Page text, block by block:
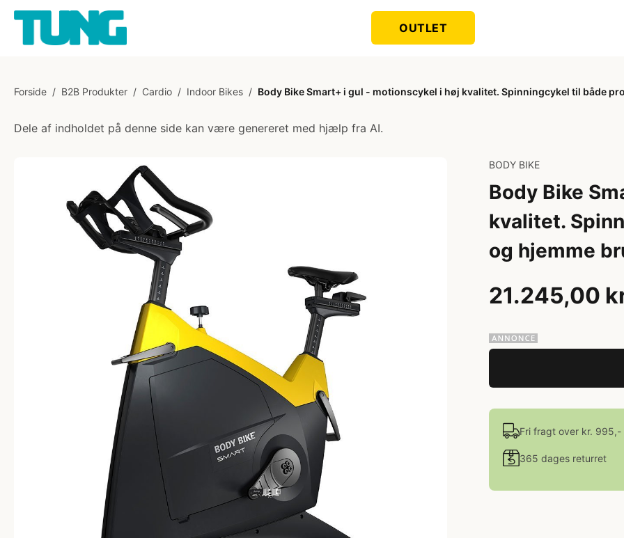
OUTLET
Forside / B2B Produkter / Cardio / Indoor Bikes / Body Bike Smart+ i gul - motionscykel i høj kvalitet. Spinningcykel til både
Dele af indholdet på denne side kan være genereret med hjælp fra AI.
BODY BIKE
Body Bike
kvalitet.
og hjemme
21.245,00
Fri fragt over kr. 995,-
365 dages returret